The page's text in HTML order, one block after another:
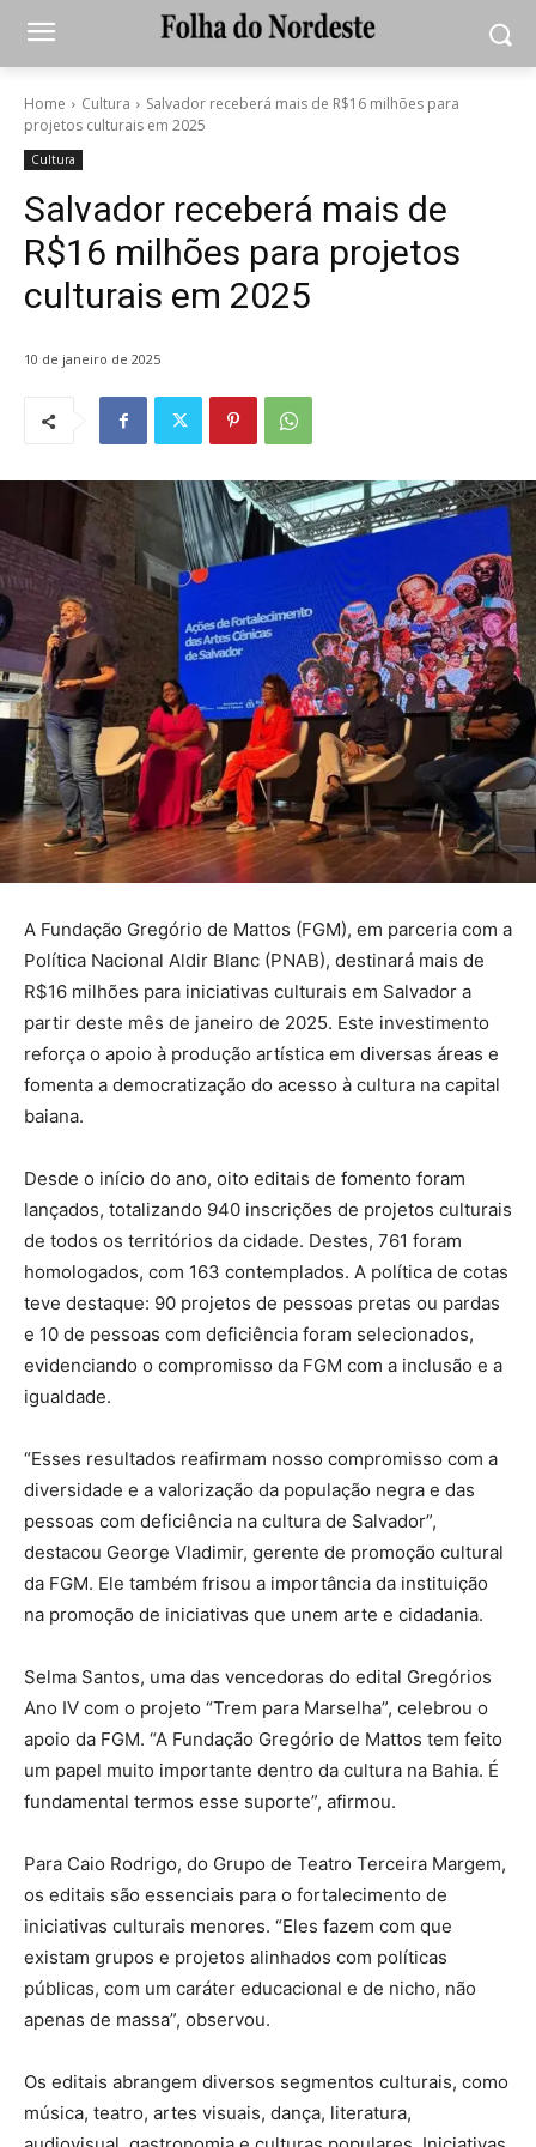
Home Cultura
Salvador receberá mais de R$16 milhões para
projetos culturais em 2025
Cultura
Salvador receberá mais de
R$16 milhões para projetos
culturais em 2025
10 de janeiro de 2025
A Fundação Gregório de Mattos (FGM), em parceria com a
Política Nacional Aldir Blanc (PNAB), destinará mais de
R$16 milhões para iniciativas culturais em Salvador a
partir deste mês de janeiro de 2025. Este investimento
reforça o apoio à produção artística em diversas áreas e
fomenta a democratização do acesso à cultura na capital
baiana.
Desde o início do ano, oito editais de fomento foram
lançados, totalizando 940 inscrições de projetos culturais
de todos os territórios da cidade. Destes, 761 foram
homologados, com 163 contemplados. A política de cotas
teve destaque: 90 projetos de pessoas pretas ou pardas
e 10 de pessoas com deficiência foram selecionados,
evidenciando o compromisso da FGM com a inclusão e a
igualdade.
“Esses resultados reafirmam nosso compromisso com a
diversidade e a valorização da população negra e das
pessoas com deficiência na cultura de Salvador”,
destacou George Vladimir, gerente de promoção cultural
da FGM. Ele também frisou a importância da instituição
na promoção de iniciativas que unem arte e cidadania.
Selma Santos, uma das vencedoras do edital Gregórios
Ano IV com o projeto “Trem para Marselha”, celebrou o
apoio da FGM. “A Fundação Gregório de Mattos tem feito
um papel muito importante dentro da cultura na Bahia. É
fundamental termos esse suporte”, afirmou.
Para Caio Rodrigo, do Grupo de Teatro Terceira Margem,
os editais são essenciais para o fortalecimento de
iniciativas culturais menores. “Eles fazem com que
existam grupos e projetos alinhados com políticas
públicas, com um caráter educacional e de nicho, não
apenas de massa”, observou.
Os editais abrangem diversos segmentos culturais, como
música, teatro, artes visuais, dança, literatura,